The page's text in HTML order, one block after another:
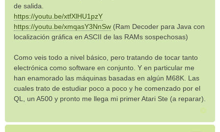
de salida.
https://youtu.be/xtfXlHU1pzY
https://youtu.be/xmqasY3NnSw (Ram Decoder para Java con
localización gráfica en ASCII de las RAMs sospechosas)
Como veis todo a nivel básico, pero tratando de tocar tanto
electrónica como software en conjunto. Y en particular me
han enamorado las máquinas basadas en algún M68K. Las
cuales trato de estudiar poco a poco y he comenzado por el
QL, un A500 y pronto me llega mi primer Atari Ste (a reparar).